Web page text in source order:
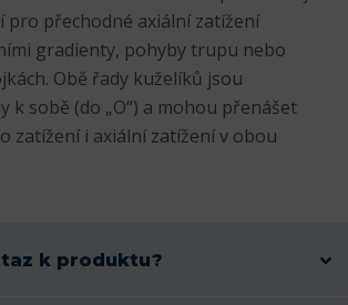
pro přechodné axiální zatížení
gradienty, pohyby trupu nebo
Obě řady kuželíků jsou
k sobě (do „O“) a mohou přenášet
zatížení i axiální zatížení v obou
k produktu?